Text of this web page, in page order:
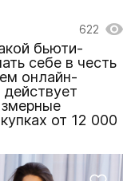
622
бьюти-
себе в честь
онлайн-
действует
от 12 000